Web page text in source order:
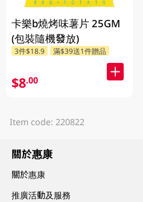
卡樂b燒烤味薯片 25GM
(包裝隨機發放)
3件$18.9 滿$39送1件贈品
$8.00
Item code: 220822
關於惠康
關於惠康
推廣活動及服務